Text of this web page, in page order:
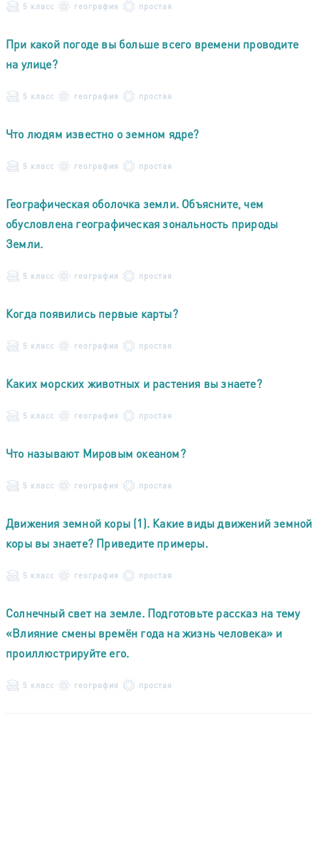
5 класс география простая
При какой погоде вы больше всего времени проводите
на улице?
5 класс география простая
Что людям известно о земном ядре?
5 класс география простая
Географическая оболочка земли. Объясните, чем
обусловлена географическая зональность природы
Земли.
5 класс география простая
Когда появились первые карты?
5 класс география простая
Каких морских животных и растения вы знаете?
5 класс география простая
Что называют Мировым океаном?
5 класс география простая
Движения земной коры (1). Какие виды движений земной
коры вы знаете? Приведите примеры.
5 класс география простая
Солнечный свет на земле. Подготовьте рассказ на тему
«Влияние смены времён года на жизнь человека» и
проиллюстрируйте его.
5 класс география простая